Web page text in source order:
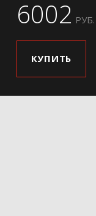
6002 РУБ.
КУПИТЬ